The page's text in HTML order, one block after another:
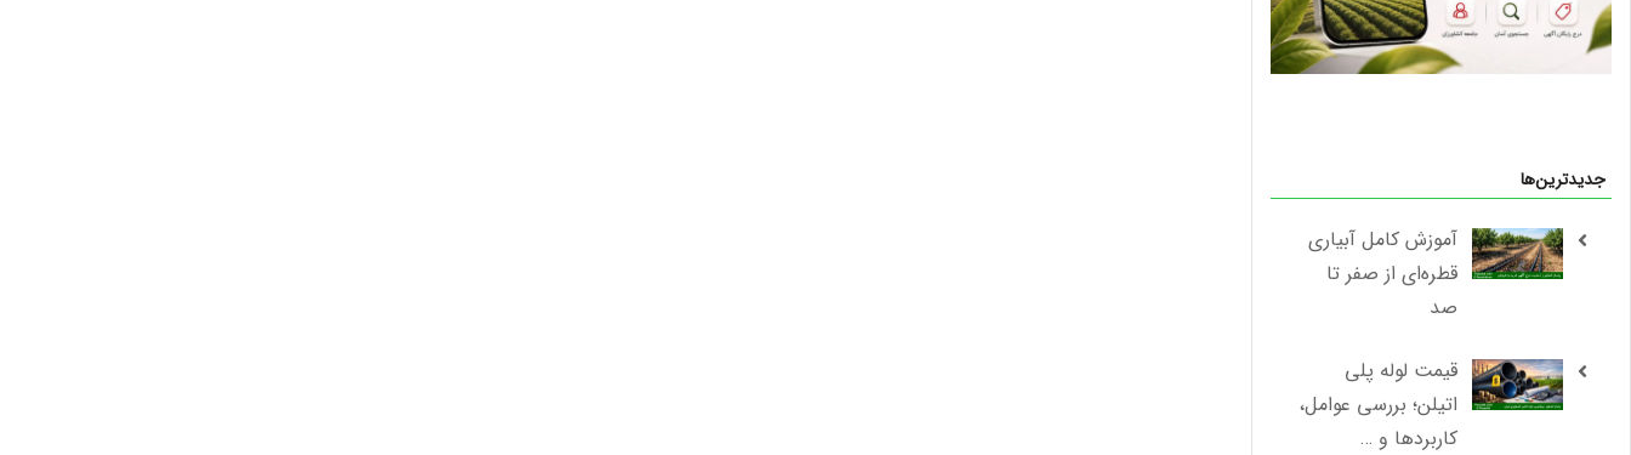
جدیدترین‌ها
آموزش کامل آبیاری
قطره‌ای از صفر تا
صد
قیمت لوله پلی
اتیلن؛ بررسی عوامل،
کاربردها و …